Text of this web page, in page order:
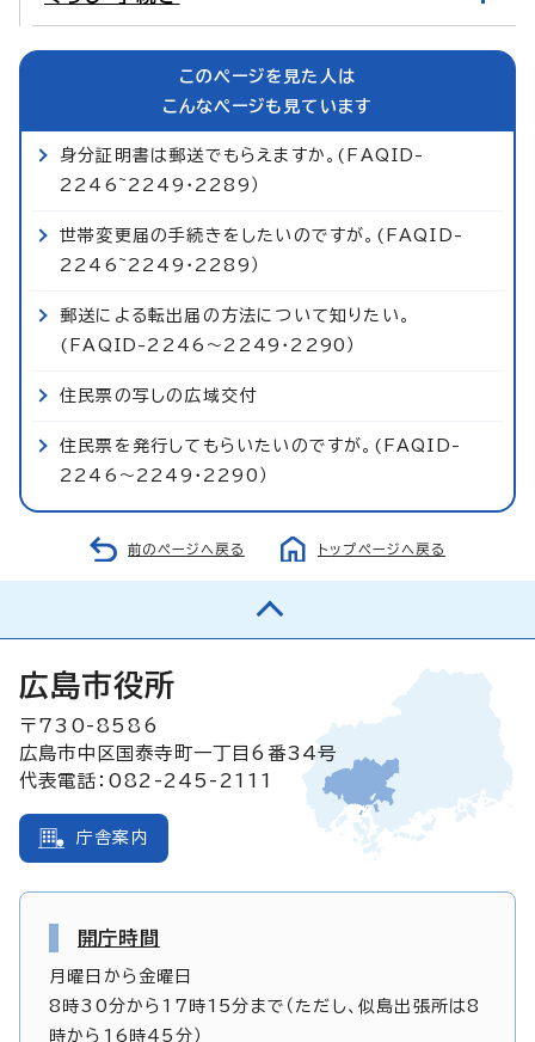
このページを見た人は
こんなページも見ています
身分証明書は郵送でもらえますか。(FAQID-
2246~2249・2289）
世帯変更届の手続きをしたいのですが。(FAQID-
2246~2249・2289）
郵送による転出届の方法について知りたい。
(FAQID-2246～2249・2290）
住民票の写しの広域交付
住民票を発行してもらいたいのですが。(FAQID-
2246～2249・2290）
前のページへ戻る トップページへ戻る
広島市役所
〒730-8586
広島市中区国泰寺町一丁目6番34号
代表電話：082-245-2111
庁舎案内
開庁時間
月曜日から金曜日
8時30分から17時15分まで（ただし、似島出張所は8
時から16時45分）